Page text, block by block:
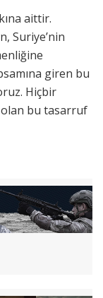
aittir.
Suriye’nin
giren bu
Hiçbir
bu tasarruf